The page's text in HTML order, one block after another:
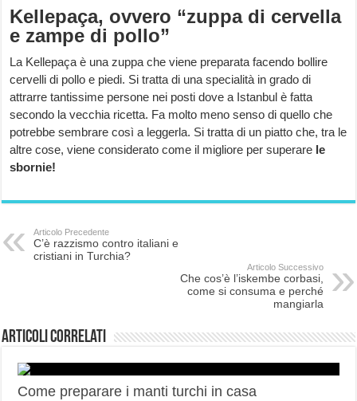
Kellepaça, ovvero “zuppa di cervella
e zampe di pollo”
La Kellepaça è una zuppa che viene preparata facendo bollire
cervelli di pollo e piedi. Si tratta di una specialità in grado di
attrarre tantissime persone nei posti dove a Istanbul è fatta
secondo la vecchia ricetta. Fa molto meno senso di quello che
potrebbe sembrare così a leggerla. Si tratta di un piatto che, tra le
altre cose, viene considerato come il migliore per superare le
sbornie!
Articolo Precedente
C’è razzismo contro italiani e
cristiani in Turchia?
Articolo Successivo
Che cos’è l’iskembe corbasi,
come si consuma e perché
mangiarla
Articoli correlati
Come preparare i manti turchi in casa